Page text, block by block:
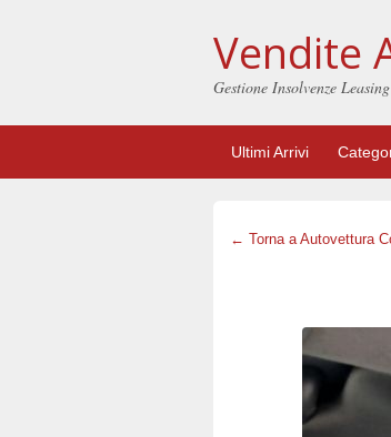
Vendite
Gestione Insolvenze Leasing
Ultimi Arrivi
← Torna a Autovettura